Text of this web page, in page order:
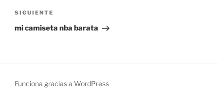
Siguiente
entrada
SIGUIENTE
mi camiseta nba barata
Funciona gracias a WordPress